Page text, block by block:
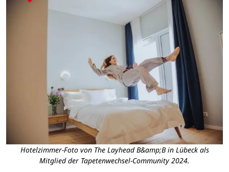
Hotelzimmer-Foto von The Layhead B&amp;B in Lübeck als
Mitglied der Tapetenwechsel-Community 2024.